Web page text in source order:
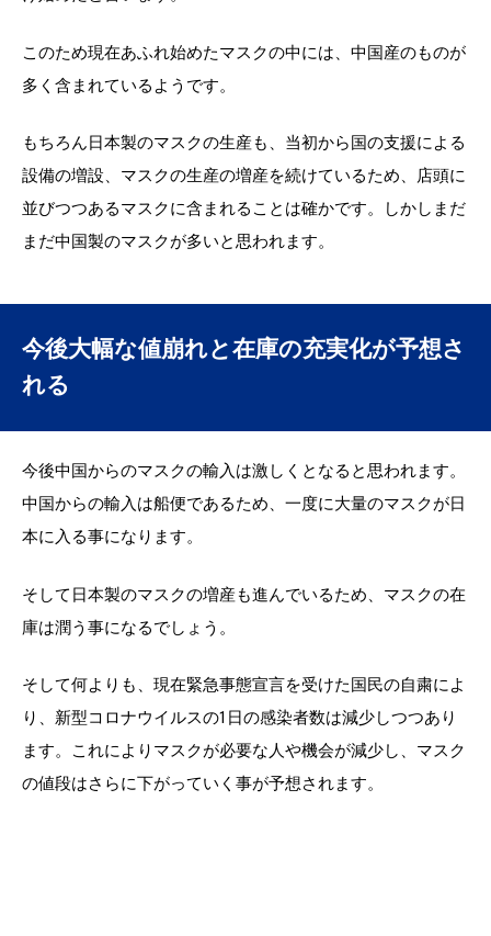
このため現在あふれ始めたマスクの中には、中国産のものが
多く含まれているようです。
もちろん日本製のマスクの生産も、当初から国の支援による
設備の増設、マスクの生産の増産を続けているため、店頭に
並びつつあるマスクに含まれることは確かです。しかしまだ
まだ中国製のマスクが多いと思われます。
今後大幅な値崩れと在庫の充実化が予想さ
れる
今後中国からのマスクの輸入は激しくとなると思われます。
中国からの輸入は船便であるため、一度に大量のマスクが日
本に入る事になります。
そして日本製のマスクの増産も進んでいるため、マスクの在
庫は潤う事になるでしょう。
そして何よりも、現在緊急事態宣言を受けた国民の自粛によ
り、新型コロナウイルスの1日の感染者数は減少しつつあり
ます。これによりマスクが必要な人や機会が減少し、マスク
の値段はさらに下がっていく事が予想されます。